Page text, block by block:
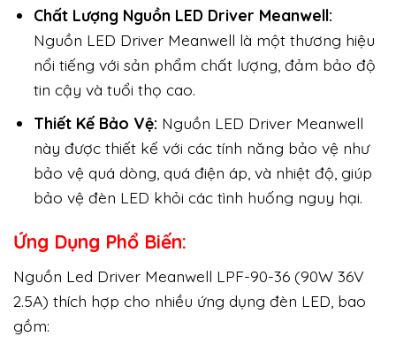
Chất Lượng Nguồn LED Driver Meanwell:
Nguồn LED Driver Meanwell là một thương hiệu
nổi tiếng với sản phẩm chất lượng, đảm bảo độ
tin cậy và tuổi thọ cao.
Thiết Kế Bảo Vệ: Nguồn LED Driver Meanwell
này được thiết kế với các tính năng bảo vệ như
bảo vệ quá dòng, quá điện áp, và nhiệt độ, giúp
bảo vệ đèn LED khỏi các tình huống nguy hại.
Ứng Dụng Phổ Biến:
Nguồn Led Driver Meanwell LPF-90-36 (90W 36V
2.5A) thích hợp cho nhiều ứng dụng đèn LED, bao
gồm: